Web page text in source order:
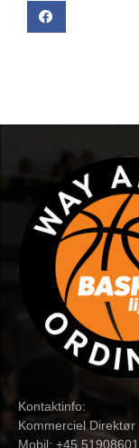
Kontaktinfo:
Kommerciel
Mobil: +45 51908601